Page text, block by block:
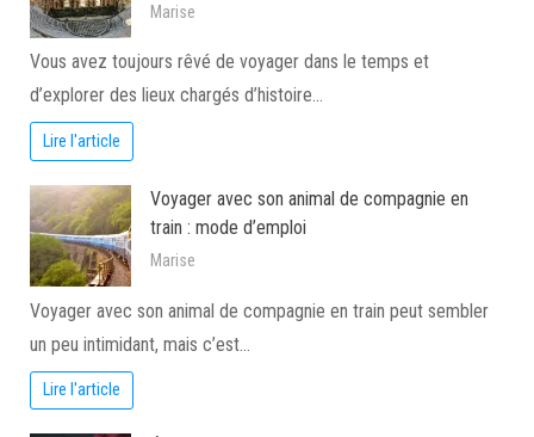
Marise
Vous avez toujours rêvé de voyager dans le temps et
d’explorer des lieux chargés d’histoire…
Lire l'article
Voyager avec son animal de compagnie en
train : mode d’emploi
Marise
Voyager avec son animal de compagnie en train peut sembler
un peu intimidant, mais c’est…
Lire l'article